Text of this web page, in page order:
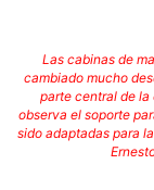
Las cabinas de
cambiado mucho
parte central de la
observa el soporte
sido adaptadas para